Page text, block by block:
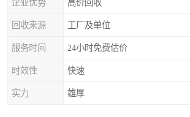
企业优势 高价回收
回收来源 工厂及单位
服务时间 24小时免费估价
时效性 快速
实力 雄厚